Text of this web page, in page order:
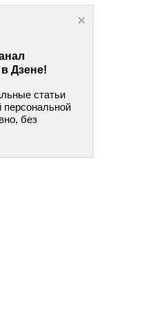
Дзене!
статьи
персональной
без